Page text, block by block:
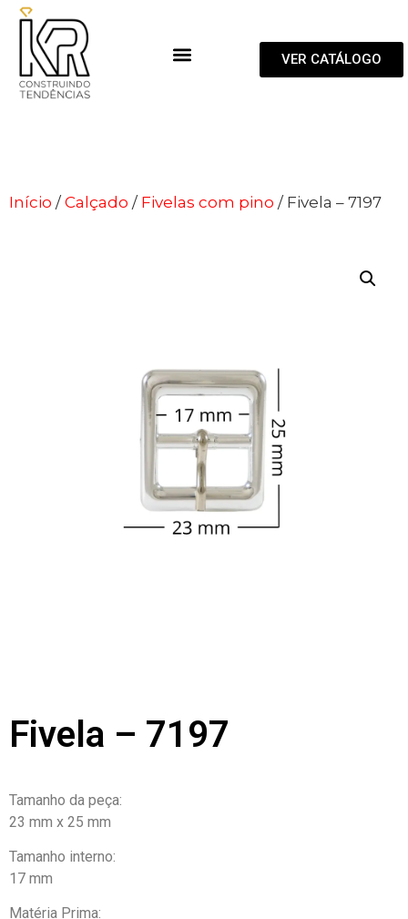
VER CATÁLOGO
Início /Calçado / Fivelas com pino / Fivela – 7197
Fivela – 7197
Tamanho da peça:
23 mm x 25 mm
Tamanho interno:
17 mm
Matéria Prima: